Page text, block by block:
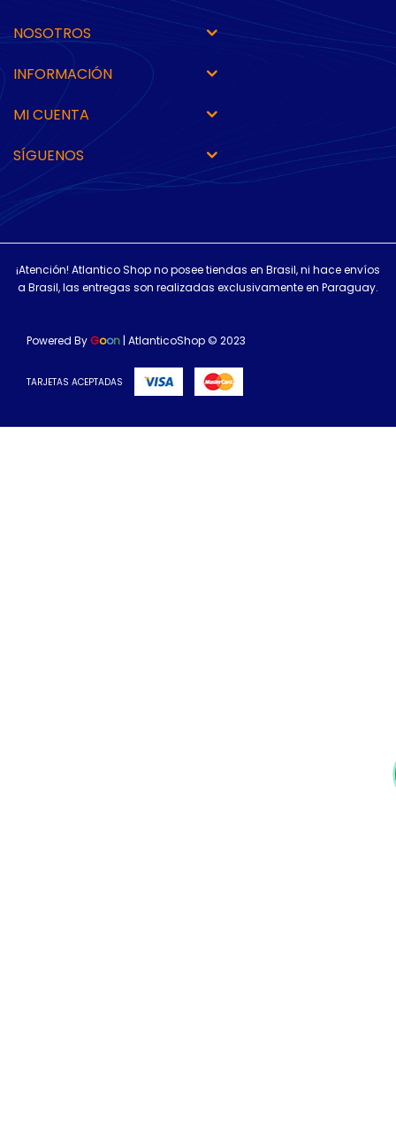
NOSOTROS
INFORMACIÓN
MI CUENTA
SÍGUENOS
¡Atención! Atlantico Shop no posee tiendas en Brasil, ni hace envíos
a Brasil, las entregas son realizadas exclusivamente en Paraguay.
Powered By Goon | AtlanticoShop © 2023
TARJETAS ACEPTADAS